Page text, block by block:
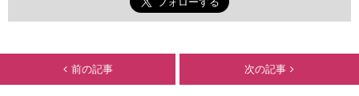
前の記事 次の記事